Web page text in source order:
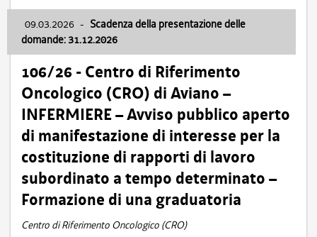
09.03.2026 - Scadenza della presentazione delle
domande: 31.12.2026
106/26 - Centro di Riferimento
Oncologico (CRO) di Aviano –
INFERMIERE – Avviso pubblico aperto
di manifestazione di interesse per la
costituzione di rapporti di lavoro
subordinato a tempo determinato –
Formazione di una graduatoria
Centro di Riferimento Oncologico (CRO)